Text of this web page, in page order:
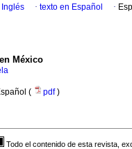
Inglés · texto en Español ·
México
( pdf)
Todo el contenido de esta revista,